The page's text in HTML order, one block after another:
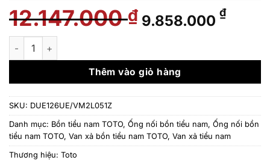
12.147.000₫ Giá
gốc
12.147.000 ₫.
9.858.000 ₫Giá
là:
Phụ Kiện Bồn Tiểu Nam TOTO DUE126UE/VM2L051Z số lượng
Thêm vào giỏ hàng
SKU: DUE126UE/VM2L051Z
Danh mục: Bồn tiểu nam TOTO, Ống nối bồn tiểu nam, Ống nối bồn
tiểu nam TOTO, Van xả bồn tiểu nam TOTO, Van xả tiểu nam
Thương hiệu: Toto